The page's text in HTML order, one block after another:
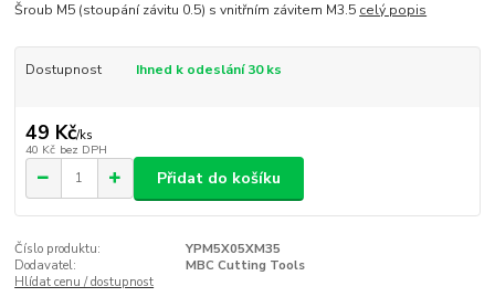
Šroub M5 (stoupání závitu 0.5) s vnitřním závitem M3.5 celý popis
Dostupnost Ihned k odeslání 30 ks
49 Kč/ks
40 Kč bez DPH
Přidat do košíku
Číslo produktu:
YPM5X05XM35
Dodavatel:
MBC Cutting Tools
Hlídat cenu / dostupnost